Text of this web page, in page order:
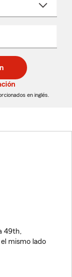
en inglés.
49th,
mismo lado